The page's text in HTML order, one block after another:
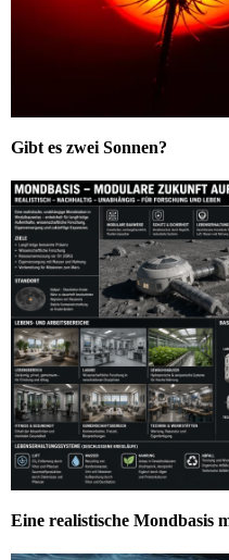
Gibt es zwei Sonnen?
Eine realistische Mondbasis